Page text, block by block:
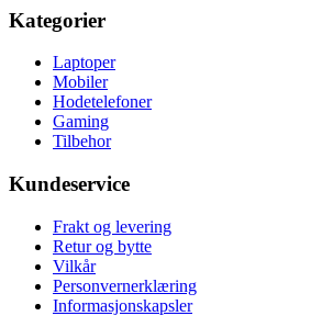
Kategorier
Laptoper
Mobiler
Hodetelefoner
Gaming
Tilbehor
Kundeservice
Frakt og levering
Retur og bytte
Vilkår
Personvernerklæring
Informasjonskapsler